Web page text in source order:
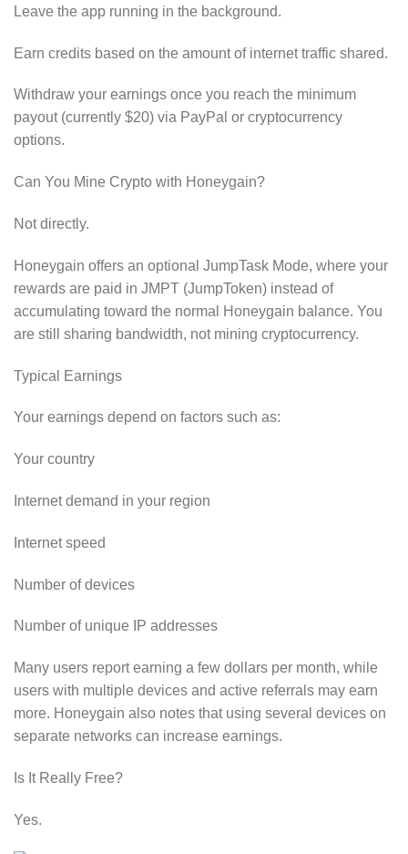
Leave the app running in the background.
Earn credits based on the amount of internet traffic shared.
Withdraw your earnings once you reach the minimum
payout (currently $20) via PayPal or cryptocurrency
options.
Can You Mine Crypto with Honeygain?
Not directly.
Honeygain offers an optional JumpTask Mode, where your
rewards are paid in JMPT (JumpToken) instead of
accumulating toward the normal Honeygain balance. You
are still sharing bandwidth, not mining cryptocurrency.
Typical Earnings
Your earnings depend on factors such as:
Your country
Internet demand in your region
Internet speed
Number of devices
Number of unique IP addresses
Many users report earning a few dollars per month, while
users with multiple devices and active referrals may earn
more. Honeygain also notes that using several devices on
separate networks can increase earnings.
Is It Really Free?
Yes.